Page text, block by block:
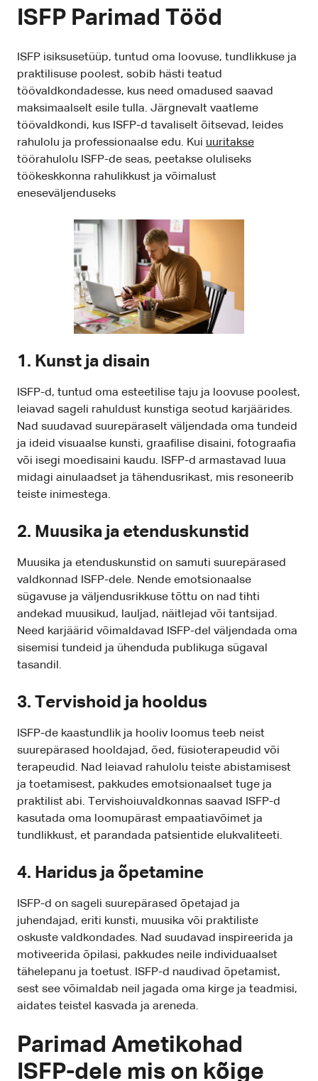
ISFP Parimad Tööd
ISFP isiksusetüüp, tuntud oma loovuse, tundlikkuse ja
praktilisuse poolest, sobib hästi teatud
töövaldkondadesse, kus need omadused saavad
maksimaalselt esile tulla. Järgnevalt vaatleme
töövaldkondi, kus ISFP-d tavaliselt õitsevad, leides
rahulolu ja professionaalse edu. Kui uuritakse
töörahulolu ISFP-de seas, peetakse oluliseks
töökeskkonna rahulikkust ja võimalust
eneseväljenduseks
1. Kunst ja disain
ISFP-d, tuntud oma esteetilise taju ja loovuse poolest,
leiavad sageli rahuldust kunstiga seotud karjäärides.
Nad suudavad suurepäraselt väljendada oma tundeid
ja ideid visuaalse kunsti, graafilise disaini, fotograafia
või isegi moedisaini kaudu. ISFP-d armastavad luua
midagi ainulaadset ja tähendusrikast, mis resoneerib
teiste inimestega.
2. Muusika ja etenduskunstid
Muusika ja etenduskunstid on samuti suurepärased
valdkonnad ISFP-dele. Nende emotsionaalse
sügavuse ja väljendusrikkuse tõttu on nad tihti
andekad muusikud, lauljad, näitlejad või tantsijad.
Need karjäärid võimaldavad ISFP-del väljendada oma
sisemisi tundeid ja ühenduda publikuga sügaval
tasandil.
3. Tervishoid ja hooldus
ISFP-de kaastundlik ja hooliv loomus teeb neist
suurepärased hooldajad, õed, füsioterapeudid või
terapeudid. Nad leiavad rahulolu teiste abistamisest
ja toetamisest, pakkudes emotsionaalset tuge ja
praktilist abi. Tervishoiuvaldkonnas saavad ISFP-d
kasutada oma loomupärast empaatiavõimet ja
tundlikkust, et parandada patsientide elukvaliteeti.
4. Haridus ja õpetamine
ISFP-d on sageli suurepärased õpetajad ja
juhendajad, eriti kunsti, muusika või praktiliste
oskuste valdkondades. Nad suudavad inspireerida ja
motiveerida õpilasi, pakkudes neile individuaalset
tähelepanu ja toetust. ISFP-d naudivad õpetamist,
sest see võimaldab neil jagada oma kirge ja teadmisi,
aidates teistel kasvada ja areneda.
Parimad Ametikohad
ISFP-dele mis on kõige